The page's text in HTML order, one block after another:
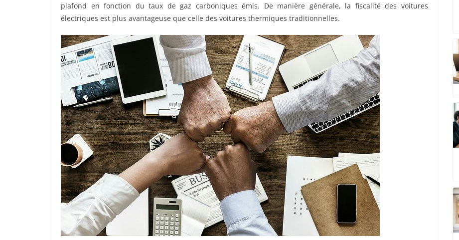
plafond en fonction du taux de gaz carboniques émis. De manière générale, la fiscalité des voitures
électriques est plus avantageuse que celle des voitures thermiques traditionnelles.